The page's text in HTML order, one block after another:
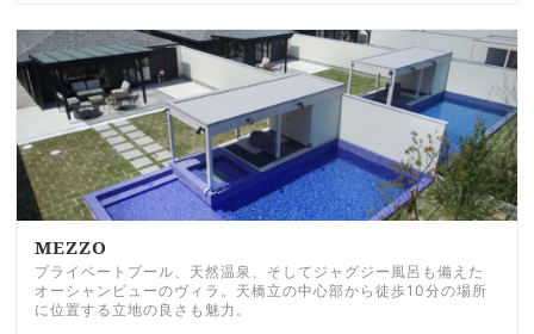
MEZZO
プライベートプール、天然温泉、そしてジャグジー風呂も備えた
オーシャンビューのヴィラ。天橋立の中心部から徒歩10分の場所
に位置する立地の良さも魅力。